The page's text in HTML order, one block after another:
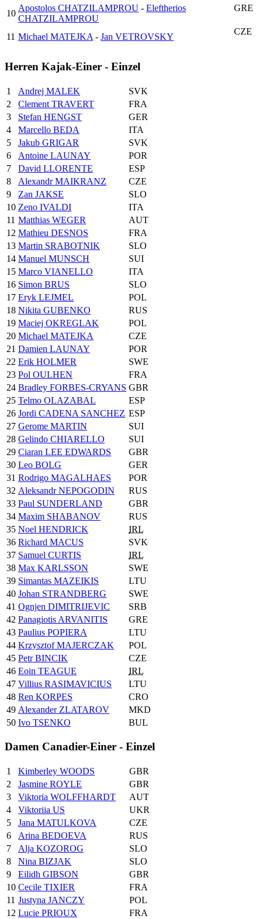
10
Apostolos CHATZILAMPROU - Eleftherios
CHATZILAMPROU
GRE
11 Michael MATEJKA - Jan VETROVSKY
CZE
Herren Kajak-Einer - Einzel
1 Andrej MALEK
SVK
2
Clement TRAVERT
FRA
3
Stefan HENGST
GER
4
Marcello BEDA
ITA
5
Jakub GRIGAR
SVK
6
Antoine LAUNAY
POR
7
David LLORENTE
ESP
8
Alexandr MAIKRANZ
CZE
9
Zan JAKSE
SLO
10 Zeno IVALDI
ITA
11 Matthias WEGER
AUT
12 Mathieu DESNOS
FRA
13 Martin SRABOTNIK
SLO
14 Manuel MUNSCH
SUI
15 Marco VIANELLO
ITA
16 Simon BRUS
SLO
17 Eryk LEJMEL
POL
18 Nikita GUBENKO
RUS
19 Maciej OKREGLAK
POL
20 Michael MATEJKA
CZE
21 Damien LAUNAY
POR
22 Erik HOLMER
SWE
23 Pol OULHEN
FRA
24 Bradley FORBES-CRYANS GBR
25 Telmo OLAZABAL
ESP
26 Jordi CADENA SANCHEZ ESP
27 Gerome MARTIN
SUI
28 Gelindo CHIARELLO
SUI
29 Ciaran LEE EDWARDS
GBR
30 Leo BOLG
GER
31 Rodrigo MAGALHAES
POR
32 Aleksandr NEPOGODIN
RUS
33 Paul SUNDERLAND
GBR
34 Maxim SHABANOV
RUS
35 Noel HENDRICK
IRL
36 Richard MACUS
SVK
37 Samuel CURTIS
IRL
38 Max KARLSSON
SWE
39 Simantas MAZEIKIS
LTU
40 Johan STRANDBERG
SWE
41 Ognjen DIMITRIJEVIC
SRB
42 Panagiotis ARVANITIS
GRE
43 Paulius POPIERA
LTU
44 Krzysztof MAJERCZAK
POL
45 Petr BINCIK
CZE
46 Eoin TEAGUE
IRL
47 Villius RASIMAVICIUS
LTU
48 Ren KORPES
CRO
49 Alexander ZLATAROV
MKD
50 Ivo TSENKO BUL
Damen Canadier-Einer - Einzel
1 Kimberley WOODS
GBR
2
Jasmine ROYLE
GBR
3
Viktoria WOLFFHARDT
AUT
4
Viktoriia US
UKR
5
Jana MATULKOVA
CZE
6
Arina BEDOEVA
RUS
7
Alja KOZOROG
SLO
8
Nina BIZJAK
SLO
9
Eilidh GIBSON
GBR
10 Cecile TIXIER
FRA
11 Justyna JANCZY
POL
12 Lucie PRIOUX
FRA